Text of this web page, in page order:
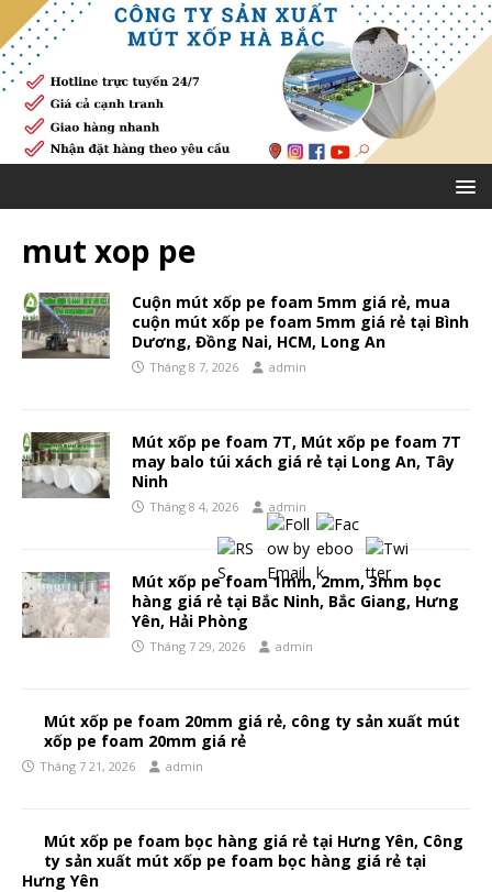
mut xop pe
Cuộn mút xốp pe foam 5mm giá rẻ, mua
cuộn mút xốp pe foam 5mm giá rẻ tại Bình
Dương, Đồng Nai, HCM, Long An
Tháng 8 7, 2026 admin
Mút xốp pe foam 7T, Mút xốp pe foam 7T
may balo túi xách giá rẻ tại Long An, Tây
Ninh
Tháng 8 4, 2026 admin
Mút xốp pe foam 1mm, 2mm, 3mm bọc
hàng giá rẻ tại Bắc Ninh, Bắc Giang, Hưng
Yên, Hải Phòng
Tháng 7 29, 2026 admin
Mút xốp pe foam 20mm giá rẻ, công ty sản xuất mút
xốp pe foam 20mm giá rẻ
Tháng 7 21, 2026 admin
Mút xốp pe foam bọc hàng giá rẻ tại Hưng Yên, Công
ty sản xuất mút xốp pe foam bọc hàng giá rẻ tại
Hưng Yên